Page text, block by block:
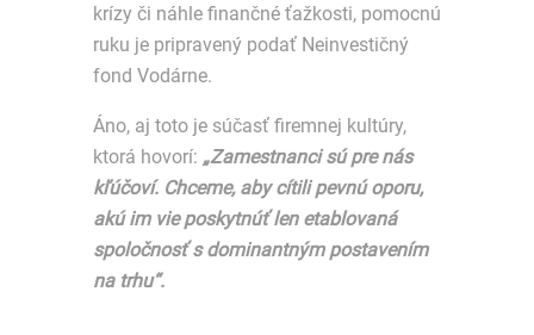
krízy či náhle finančné ťažkosti, pomocnú
ruku je pripravený podať Neinvestičný
fond Vodárne.
Áno, aj toto je súčasť firemnej kultúry,
ktorá hovorí: „Zamestnanci sú pre nás
kľúčoví. Chceme, aby cítili pevnú oporu,
akú im vie poskytnúť len etablovaná
spoločnosť s dominantným postavením
na trhu“.